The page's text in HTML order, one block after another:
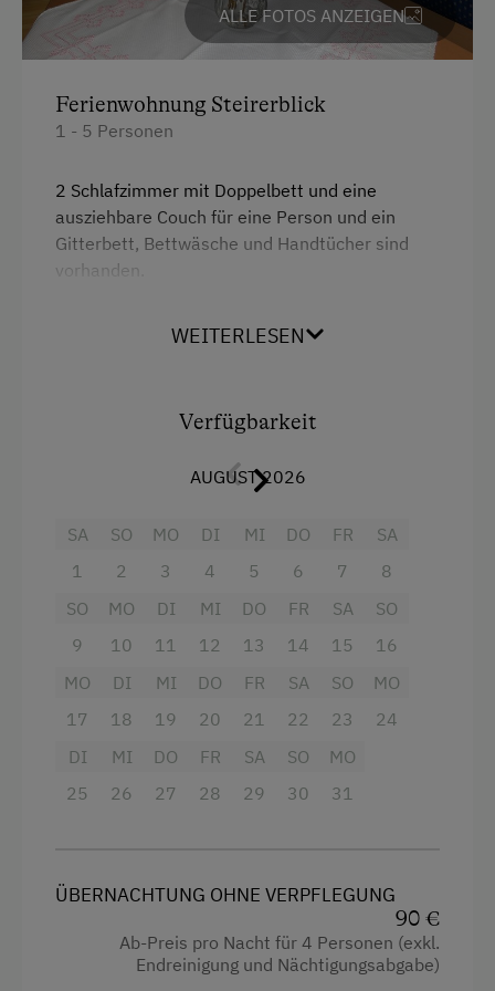
Basketball
Kochen und Backen
Nordic Walking
Skilift
Tischtennis
Zusätzliche Ausstattungsmerkmale
Relaxen und entspannen
Im Sommer Pool benützung
Aktivurlaub
Wandern
Geführte Wanderungen
Am Schwimmteich
Mithilfe am Hof
Kinderbett
Mikrowelle
Reinigungsausstattung in der Wohnung
Toaster
Toilette
Wasserkocher
Küchenausstattung
Premium-Fernsehkanäle
Haupthaus
Doppelbett (Kingsize)
ALLE FOTOS ANZEIGEN
Ferienwohnung Steirerblick
1 - 5 Personen
2 Schlafzimmer mit Doppelbett und eine
ausziehbare Couch für eine Person und ein
Gitterbett, Bettwäsche und Handtücher sind
vorhanden.
Kaffeemaschine,Kühlschrank mit
Gefrierkombination, Mikrowelle, Koch und
Essgeschirr, Wasserkocher, Sitzecke, SAT-TV,
4 Plattenherd
Aussicht auf eine Berglandschaft
Backofen
Bettwäsche kann vor Ort gemietet werden
Dusche
Gitterbett
Haarföhn
Handtücher
WEITERLESEN
Verfügbarkeit
AUGUST 2026
SA
1
SO
2
MO
3
DI
4
MI
5
DO
6
FR
7
SA
8
SO
9
MO
10
DI
11
MI
12
DO
13
FR
14
SA
15
SO
16
MO
17
DI
18
MI
19
DO
20
FR
21
SA
22
SO
23
MO
24
DI
25
MI
26
DO
27
FR
28
SA
29
SO
30
MO
31
ÜBERNACHTUNG OHNE VERPFLEGUNG
90 €
Ab-Preis pro Nacht für 4 Personen (exkl.
Endreinigung und Nächtigungsabgabe)